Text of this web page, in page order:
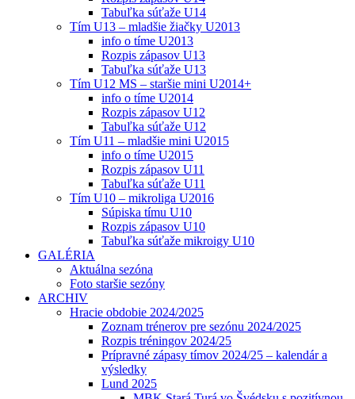
Tabuľka súťaže U14
Tím U13 – mladšie žiačky U2013
info o tíme U2013
Rozpis zápasov U13
Tabuľka súťaže U13
Tím U12 MS – staršie mini U2014+
info o tíme U2014
Rozpis zápasov U12
Tabuľka súťaže U12
Tím U11 – mladšie mini U2015
info o tíme U2015
Rozpis zápasov U11
Tabuľka súťaže U11
Tím U10 – mikroliga U2016
Súpiska tímu U10
Rozpis zápasov U10
Tabuľka súťaže mikroigy U10
GALÉRIA
Aktuálna sezóna
Foto staršie sezóny
ARCHIV
Hracie obdobie 2024/2025
Zoznam trénerov pre sezónu 2024/2025
Rozpis tréningov 2024/25
Prípravné zápasy tímov 2024/25 – kalendár a
výsledky
Lund 2025